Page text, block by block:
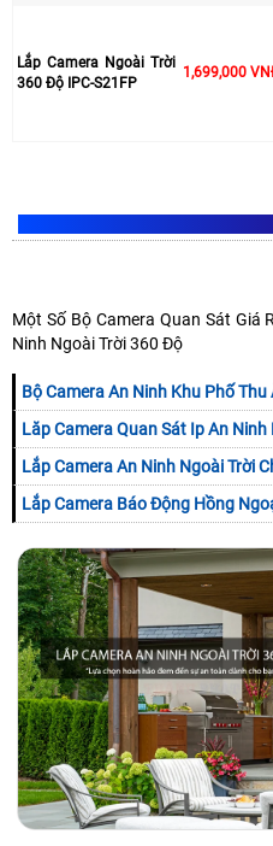
Lắp Camera Ngoài Trời
360 Độ IPC-S21FP
1,699,000
Một Số Bộ Camera Quan Sát Giá
Ninh Ngoài Trời 360 Độ
Bộ Camera An Ninh Khu Phố Thu
Lăp Camera Quan Sát Ip An Ninh
Lắp Camera An Ninh Ngoài Trời
Lắp Camera Báo Động Hồng